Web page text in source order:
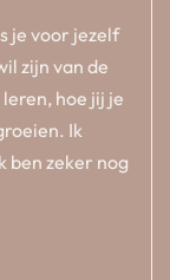
je voor jezelf
zijn van de
hoe jij je
Ik
ben zeker nog